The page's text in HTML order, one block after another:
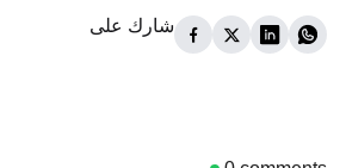
شارك على